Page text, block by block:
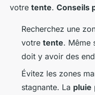
votre tente. Conseils
Recherchez une
votre tente. Même
doit y avoir des
Évitez les zones
stagnante. La pluie